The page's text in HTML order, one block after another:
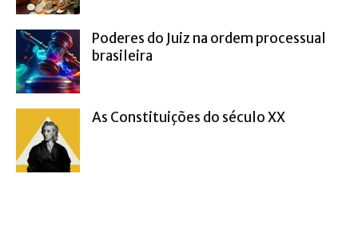
Poderes do Juiz na ordem processual
brasileira
As Constituições do século XX